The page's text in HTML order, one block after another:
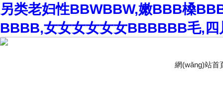
另类老妇性BBWBBW,嫩BBB槡
BBBB,女女女女女女BBBBBB毛,
網(wǎng)站首